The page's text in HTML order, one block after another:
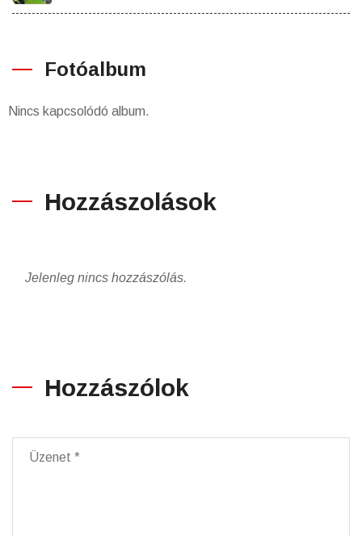
Fotóalbum
Nincs kapcsolódó album.
Hozzászolások
Jelenleg nincs hozzászólás.
Hozzászólok